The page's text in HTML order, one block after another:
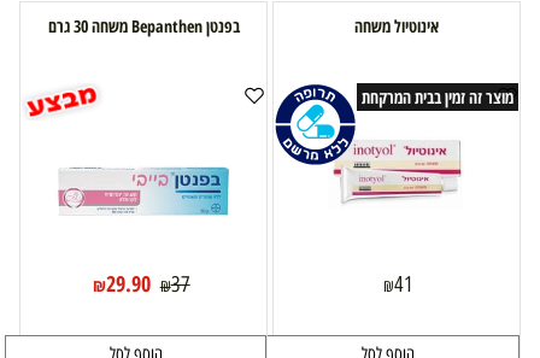
אינוטיול משחה
מוצר זה זמין בבית המרקחת
₪41
בפנטן Bepanthen משחה 30 גרם
₪37
₪29.90